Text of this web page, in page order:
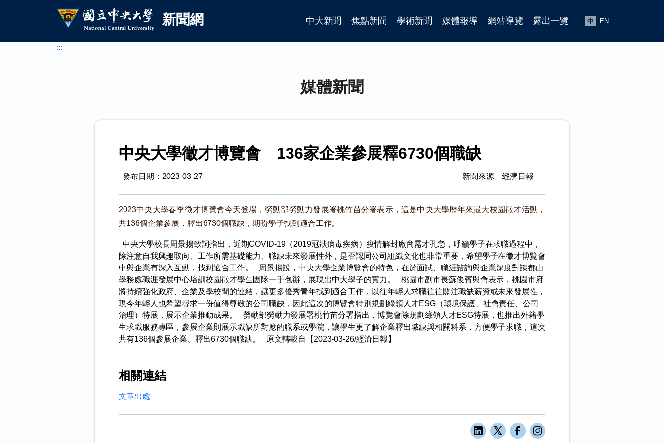
國立中央大學新聞網新聞網 ::: 中大新聞 焦點新聞 學術新聞 媒體報導 網站導覽 露出一覽 中 EN
:::
媒體新聞
中央大學徵才博覽會 136家企業參展釋6730個職缺
發布日期：2023-03-27 新聞來源：經濟日報
2023中央大學春季徵才博覽會今天登場，勞動部勞動力發展署桃竹苗分署表示，這是中央大學歷年來最大校園徵才活動，
共136個企業參展，釋出6730個職缺，期盼學子找到適合工作。
中央大學校長周景揚致詞指出，近期COVID-19（2019冠狀病毒疾病）疫情解封廠商需才孔急，呼籲學子在求職過程中，
除注意自我興趣取向、工作所需基礎能力、職缺未來發展性外，是否認同公司組織文化也非常重要，希望學子在徵才博覽會
中與企業有深入互動，找到適合工作。 周景揚說，中央大學企業博覽會的特色，在於面試、職涯諮詢與企業深度對談都由
學務處職涯發展中心培訓校園徵才學生團隊一手包辦，展現出中大學子的實力。 桃園市副市長蘇俊賓與會表示，桃園市府
將持續強化政府、企業及學校間的連結，讓更多優秀青年找到適合工作，以往年輕人求職往往關注職缺薪資或未來發展性，
現今年輕人也希望尋求一份值得尊敬的公司職缺，因此這次的博覽會特別規劃綠領人才ESG（環境保護、社會責任、公司
治理）特展，展示企業推動成果。 勞動部勞動力發展署桃竹苗分署指出，博覽會除規劃綠領人才ESG特展，也推出外籍學
生求職服務專區，參展企業則展示職缺所對應的職系或學院，讓學生更了解企業釋出職缺與相關科系，方便學子求職，這次
共有136個參展企業、釋出6730個職缺。 原文轉載自【2023-03-26/經濟日報】
相關連結
文章出處